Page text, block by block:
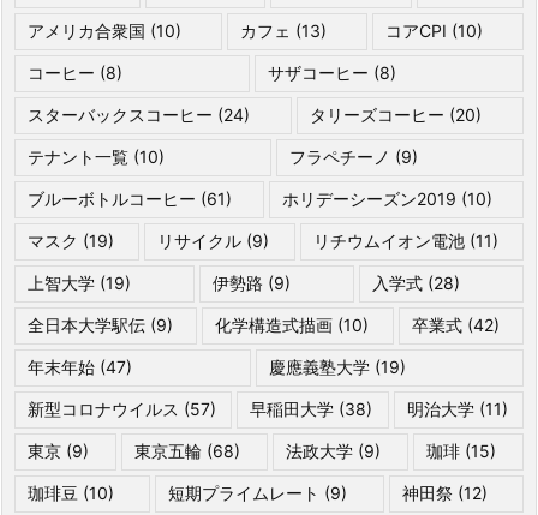
アメリカ合衆国 (10) カフェ (13) コアCPI (10)
コーヒー (8) サザコーヒー (8)
スターバックスコーヒー (24) タリーズコーヒー (20)
テナント一覧 (10) フラペチーノ (9)
ブルーボトルコーヒー (61) ホリデーシーズン2019 (10)
マスク (19) リサイクル (9) リチウムイオン電池(11)
上智大学 (19) 伊勢路 (9) 入学式 (28)
全日本大学駅伝 (9) 化学構造式描画 (10) 卒業式(42)
年末年始 (47) 慶應義塾大学(19)
新型コロナウイルス (57) 早稲田大学 (38) 明治大学(11)
東京 (9) 東京五輪 (68) 法政大学 (9) 珈琲 (15)
珈琲豆 (10) 短期プライムレート (9) 神田祭(12)